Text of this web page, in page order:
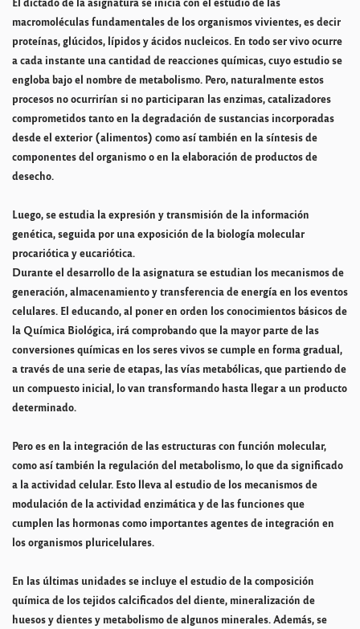
macromoléculas fundamentales de los organismos vivientes, es decir
proteínas, glúcidos, lípidos y ácidos nucleicos. En todo ser vivo ocurre
a cada instante una cantidad de reacciones químicas, cuyo estudio se
engloba bajo el nombre de metabolismo. Pero, naturalmente estos
procesos no ocurrirían si no participaran las enzimas, catalizadores
comprometidos tanto en la degradación de sustancias incorporadas
desde el exterior (alimentos) como así también en la síntesis de
componentes del organismo o en la elaboración de productos de
desecho.
Luego, se estudia la expresión y transmisión de la información
genética, seguida por una exposición de la biología molecular
procariótica y eucariótica.
Durante el desarrollo de la asignatura se estudian los mecanismos de
generación, almacenamiento y transferencia de energía en los eventos
celulares. El educando, al poner en orden los conocimientos básicos de
la Química Biológica, irá comprobando que la mayor parte de las
conversiones químicas en los seres vivos se cumple en forma gradual,
a través de una serie de etapas, las vías metabólicas, que partiendo de
un compuesto inicial, lo van transformando hasta llegar a un producto
determinado.
Pero es en la integración de las estructuras con función molecular,
como así también la regulación del metabolismo, lo que da significado
a la actividad celular. Esto lleva al estudio de los mecanismos de
modulación de la actividad enzimática y de las funciones que
cumplen las hormonas como importantes agentes de integración en
los organismos pluricelulares.
En las últimas unidades se incluye el estudio de la composición
química de los tejidos calcificados del diente, mineralización de
huesos y dientes y metabolismo de algunos minerales. Además, se